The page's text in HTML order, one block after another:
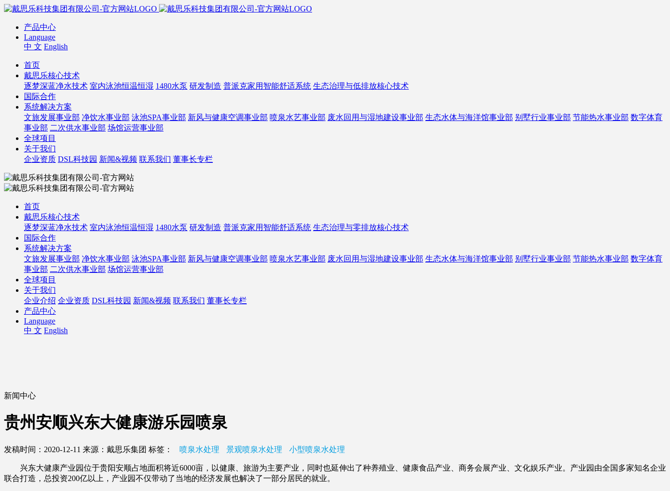
产品中心
Language
中 文 English
首页
戴思乐核心技术
逐梦深蓝净水技术 室内泳池恒温恒湿 1480水泵 研发制造 普派克家用智能舒适系统 生态治理与低排放核心技术
国际合作
系统解决方案
文旅发展事业部 净饮水事业部 泳池SPA事业部 新风与健康空调事业部 喷泉水艺事业部 废水回用与湿地建设事业部 生态水体与海洋馆事业部 别墅行业事业部 节能热水事业部 数字体育
事业部 二次供水事业部 场馆运营事业部
全球项目
关于我们
企业资质 DSL科技园 新闻&视频 联系我们 董事长专栏
首页
戴思乐核心技术
逐梦深蓝净水技术 室内泳池恒温恒湿 1480水泵 研发制造 普派克家用智能舒适系统 生态治理与零排放核心技术
国际合作
系统解决方案
文旅发展事业部 净饮水事业部 泳池SPA事业部 新风与健康空调事业部 喷泉水艺事业部 废水回用与湿地建设事业部 生态水体与海洋馆事业部 别墅行业事业部 节能热水事业部 数字体育
事业部 二次供水事业部 场馆运营事业部
全球项目
关于我们
企业介绍 企业资质 DSL科技园 新闻&视频 联系我们 董事长专栏
产品中心
Language
中 文 English
新闻中心
贵州安顺兴东大健康游乐园喷泉
发稿时间：2020-12-11 来源：戴思乐集团 标签： 喷泉水处理 景观喷泉水处理 小型喷泉水处理
兴东大健康产业园位于贵阳安顺占地面积将近6000亩，以健康、旅游为主要产业，同时也延伸出了种养殖业、健康食品产业、商务会展产业、文化娱乐产业。产业园由全国多家知名企业
联合打造，总投资200亿以上，产业园不仅带动了当地的经济发展也解决了一部分居民的就业。